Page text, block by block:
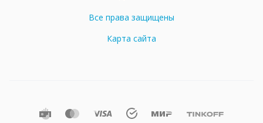
Все права защищены
Карта сайта